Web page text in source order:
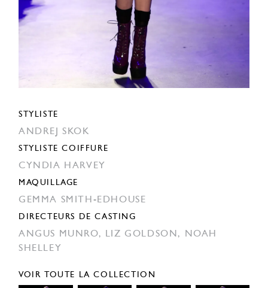
STYLISTE
ANDREJ SKOK
STYLISTE COIFFURE
CYNDIA HARVEY
MAQUILLAGE
GEMMA SMITH-EDHOUSE
DIRECTEURS DE CASTING
ANGUS MUNRO, LIZ GOLDSON,
NOAH
SHELLEY
VOIR TOUTE LA COLLECTION